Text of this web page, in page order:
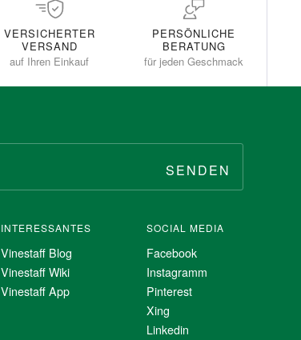
VERSICHERTER
VERSAND
auf Ihren Einkauf
PERSÖNLICHE
BERATUNG
für jeden Geschmack
SENDEN
INTERESSANTES
Vinestaff Blog
Vinestaff Wiki
Vinestaff App
SOCIAL MEDIA
Facebook
Instagramm
Pinterest
Xing
Linkedin